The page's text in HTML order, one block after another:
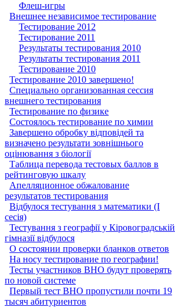
Флеш-игры
Внешнее независимое тестирование
Тестирование 2012
Тестирование 2011
Результаты тестирования 2010
Результаты тестирования 2011
Тестирование 2010
Тестирование 2010 завершено!
Специально организованная сессия
внешнего тестирования
Тестирование по физике
Состоялось тестирование по химии
Завершено обробку відповідей та
визначено результати зовнішнього
оцінювання з біології
Таблица перевода тестовых баллов в
рейтинговую шкалу
Апелляционное обжалование
результатов тестирования
Відбулося тестування з математики (І
сесія)
Тестування з географії у Кіровоградській
гімназії відбулося
О состоянии проверки бланков ответов
На носу тестирование по географии!
Тесты участников ВНО будут проверять
по новой системе
Первый тест ВНО пропустили почти 19
тысяч абитуриентов